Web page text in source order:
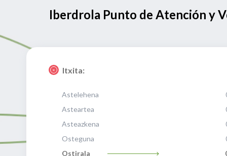
Iberdrola Punto de Atención y
Itxita:
Astelehena
Asteartea
Asteazkena
Osteguna
Ostirala